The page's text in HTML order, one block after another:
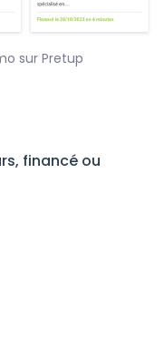
sur Pretup
financé ou